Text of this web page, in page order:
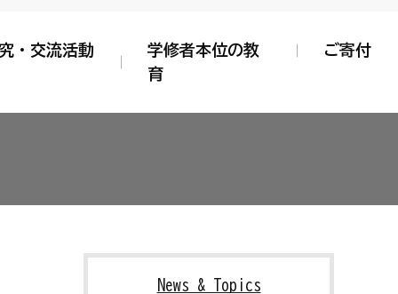
・交流活動
学修者本位の教
育
ご寄付
News & Topics